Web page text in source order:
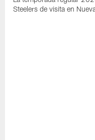
Steelers de visita en